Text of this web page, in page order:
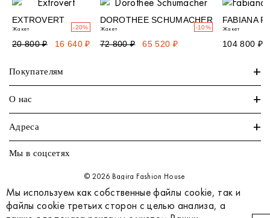
Мы используем как собственные файлы cookie, так и
файлы cookie третьих сторон с целью анализа, а
EXTROVERT
Жакет
20 800 ₽ 16 640 ₽
-20%
DOROTHEE SCHUMACHER
Жакет
72 800 ₽ 65 520 ₽
-10%
FABIANA
Жакет
104 800 ₽
Покупателям +
О нас +
Адреса +
Мы в соцсетях
© 2026 Bagira Fashion House
Все права защищены